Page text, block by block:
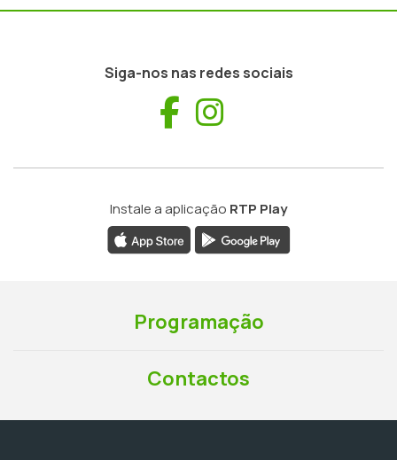
Siga-nos nas redes sociais
Facebook
Instale a aplicação RTP Play
Programação
Contactos